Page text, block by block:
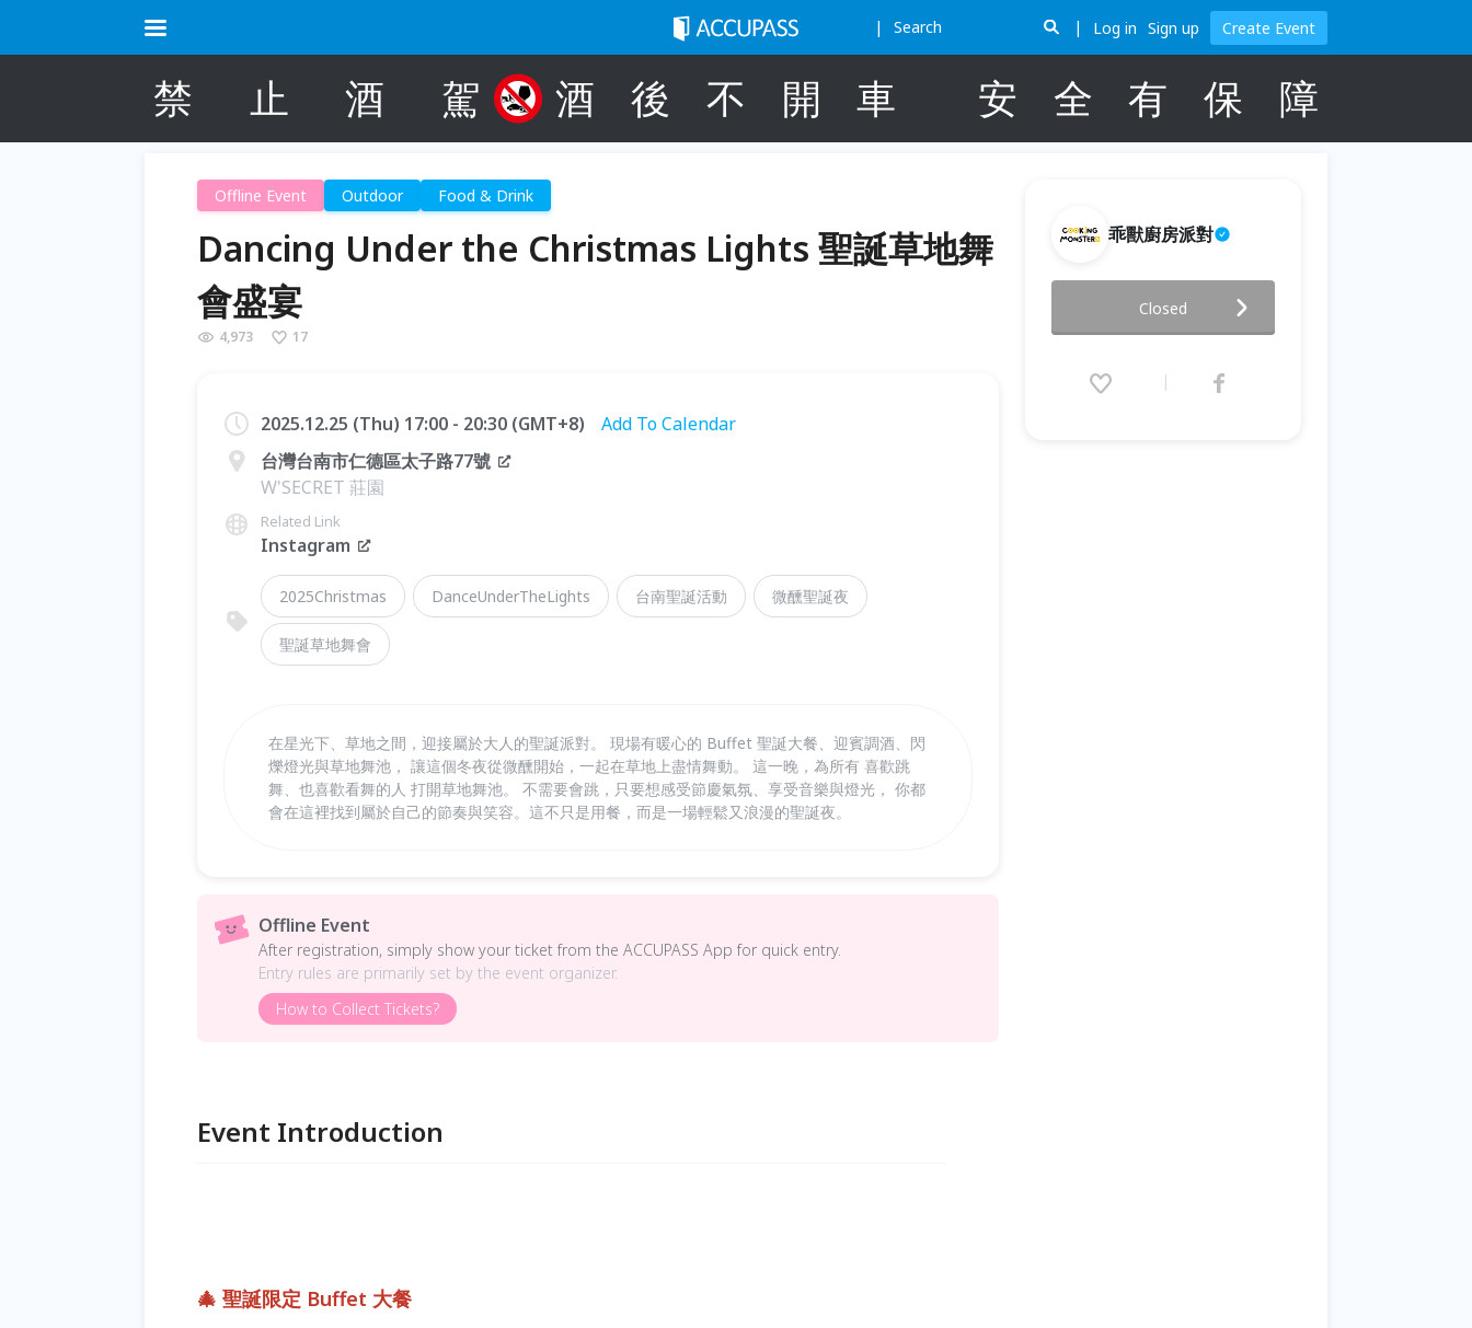
Search Log in Sign up Create Event
禁 止 酒 駕 酒 後 不 開 車 安 全 有 保 障
Offline Event Outdoor Food & Drink
Dancing Under the Christmas Lights 聖誕草地舞
會盛宴
4,973 17
2025.12.25 (Thu) 17:00 - 20:30 (GMT+8)
Add To Calendar
台灣台南市仁德區太子路77號
W'SECRET 莊園
Related Link
Instagram
2025Christmas DanceUnderTheLights 台南聖誕活動 微醺聖誕夜
聖誕草地舞會
在星光下、草地之間，迎接屬於大人的聖誕派對。 現場有暖心的 Buffet 聖誕大餐、迎賓調酒、閃
爍燈光與草地舞池， 讓這個冬夜從微醺開始，一起在草地上盡情舞動。 這一晚，為所有 喜歡跳
舞、也喜歡看舞的人 打開草地舞池。 不需要會跳，只要想感受節慶氣氛、享受音樂與燈光， 你都
會在這裡找到屬於自己的節奏與笑容。這不只是用餐，而是一場輕鬆又浪漫的聖誕夜。
Offline Event
After registration, simply show your ticket from the ACCUPASS App for quick entry.
Entry rules are primarily set by the event organizer.
How to Collect Tickets?
Event Introduction
🎄 聖誕限定 Buffet 大餐
乖獸廚房派對
Christmas Lights 聖誕草地舞
會盛宴
(GMT+8)
Closed